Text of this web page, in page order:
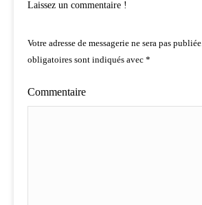
Laissez un commentaire !
Votre adresse de messagerie ne sera pas publiée.
obligatoires sont indiqués avec *
Commentaire